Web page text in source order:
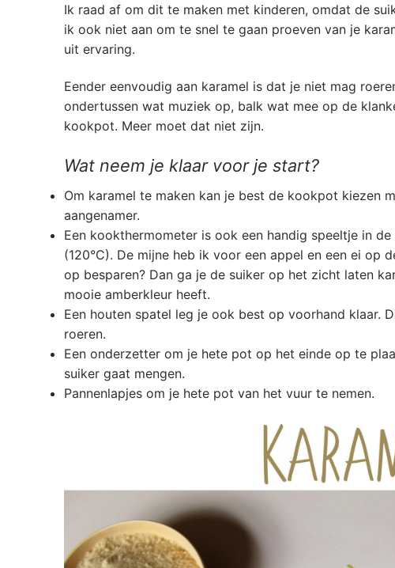
Ik raad af om dit te maken met kinderen, omdat de
ik ook niet aan om te snel te gaan proeven van je
uit ervaring.
Eender eenvoudig aan karamel is dat je niet mag
ondertussen wat muziek op, balk wat mee op de
kookpot. Meer moet dat niet zijn.
Wat neem je klaar voor je start?
Om karamel te maken kan je best de kookpot kiezen
aangenamer.
Een kookthermometer is ook een handig speeltje in
(120°C). De mijne heb ik voor een appel en een ei
op besparen? Dan ga je de suiker op het zicht laten
mooie amberkleur heeft.
Een houten spatel leg je ook best op voorhand klaar.
roeren.
Een onderzetter om je hete pot op het einde op te
suiker gaat mengen.
Pannenlapjes om je hete pot van het vuur te nemen.